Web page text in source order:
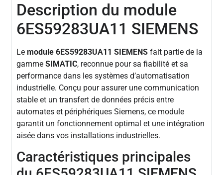
Description du module
6ES59283UA11 SIEMENS
Lemodule 6ES59283UA11 SIEMENS fait partie de la
gammeSIMATIC, reconnue pour sa fiabilité et sa
performance dans les systèmes d’automatisation
industrielle. Conçu pour assurer une communication
stable et un transfert de données précis entre
automates et périphériques Siemens, ce module
garantit un fonctionnement optimal et une intégration
aisée dans vos installations industrielles.
Caractéristiques principales